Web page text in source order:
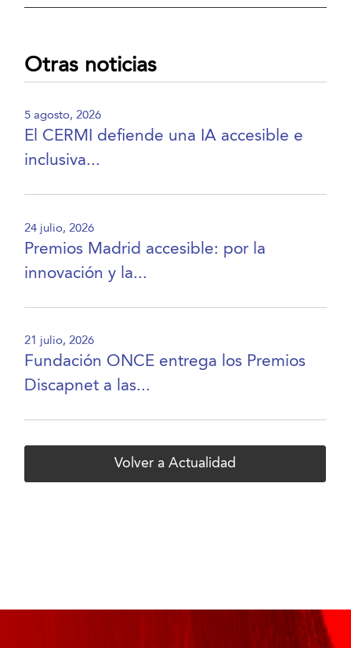
Otras noticias
5 agosto, 2026
El CERMI defiende una IA accesible e
inclusiva...
24 julio, 2026
Premios Madrid accesible: por la
innovación y la...
21 julio, 2026
Fundación ONCE entrega los Premios
Discapnet a las...
Volver a Actualidad